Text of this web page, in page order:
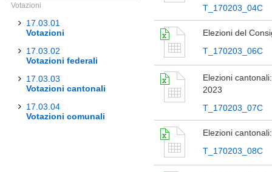
Votazioni
17.03.01
Votazioni
17.03.02
Votazioni federali
17.03.03
Votazioni cantonali
17.03.04
Votazioni comunali
T_170203_04C
Elezioni del
T_170203_06C
Elezioni
2023
T_170203_07C
Elezioni
T_170203_08C